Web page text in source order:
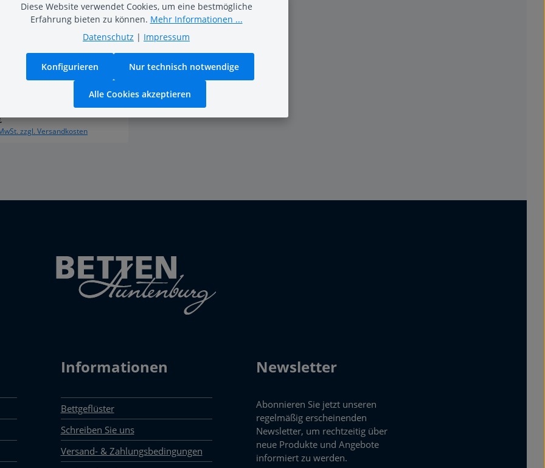
im klassischen
in verschiedenen
zzgl. Versandkosten
Informationen
Bettgeflüster
Schreiben Sie uns
Versand- & Zahlungsbedingungen
Newsletter
Abonnieren Sie jetzt unseren
regelmäßig erscheinenden
Newsletter, um rechtzeitig über
neue Produkte und Angebote
informiert zu werden.
Diese Website verwendet Cookies, um eine bestmögliche
Erfahrung bieten zu können. Mehr Informationen ...
Datenschutz | Impressum
Nur technisch notwendige
Konfigurieren
Alle Cookies akzeptieren